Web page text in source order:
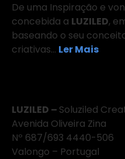
De uma Inspiração e
concebida a LUZILED,
baseando o seu
criativas… Ler Mais
LUZILED – Soluziled
Avenida Oliveira Zina
Nº 687/693 4440-506
Valongo – Portugal